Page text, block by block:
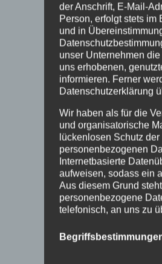
der Anschrift, E-Mail-
Person, erfolgt stets im
und in
unser Unternehmen
uns erhobenen,
informieren. Ferner
Datenschutzerklärung
Wir haben als für die
und organisatorische
lückenlosen Schutz
personenbezogenen
Internetbasierte
aufweisen, sodass ein
Aus diesem Grund
personenbezogene
telefonisch, an uns zu